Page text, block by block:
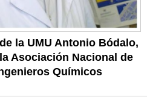
la UMU Antonio Bódalo,
Asociación Nacional de
Químicos